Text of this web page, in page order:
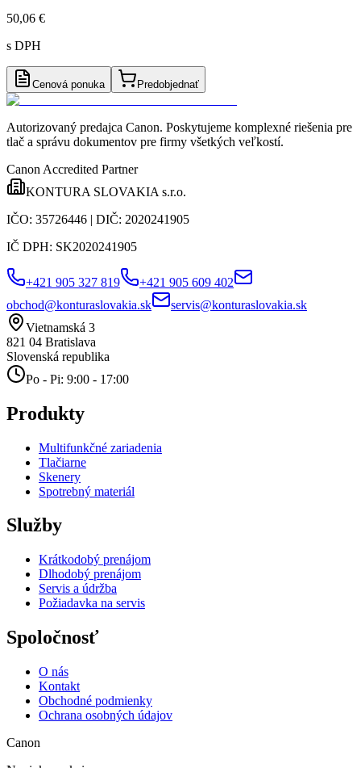
50,06 €
s DPH
Cenová ponuka Predobjednať
Autorizovaný predajca Canon. Poskytujeme komplexné riešenia pre
tlač a správu dokumentov pre firmy všetkých veľkostí.
Canon Accredited Partner
KONTURA SLOVAKIA s.r.o.
IČO: 35726446 | DIČ: 2020241905
IČ DPH: SK2020241905
+421 905 327 819
+421 905 609 402
obchod@konturaslovakia.sk
servis@konturaslovakia.sk
Vietnamská 3
821 04 Bratislava
Slovenská republika
Po - Pi: 9:00 - 17:00
Produkty
Multifunkčné zariadenia
Tlačiarne
Skenery
Spotrebný materiál
Služby
Krátkodobý prenájom
Dlhodobý prenájom
Servis a údržba
Požiadavka na servis
Spoločnosť
O nás
Kontakt
Obchodné podmienky
Ochrana osobných údajov
Canon